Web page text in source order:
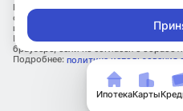
КБ «Кубань Кредит» ООО использует
сервисов и повышения удобства
использованием метрических
Посетитель самостоятельно может
браузере, если не согласен с
Подробнее: политика использования
ИпотекаКарты